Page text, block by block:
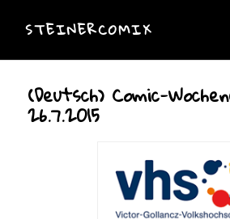
STEINERCOMIX
(Deutsch) Comic-
26.7.2015